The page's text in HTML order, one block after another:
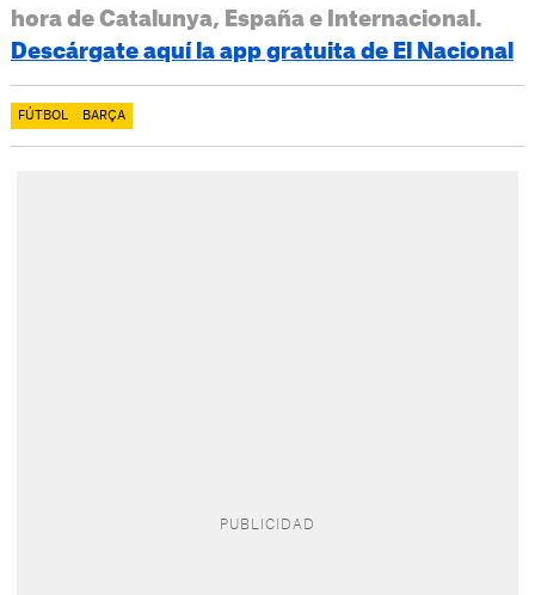
hora de Catalunya, España e Internacional.
Descárgate aquí la app gratuita de El Nacional
FÚTBOL BARÇA